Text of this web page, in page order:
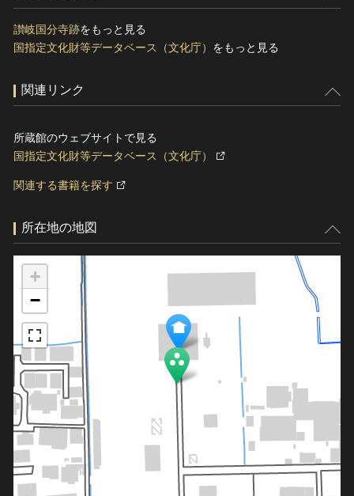
讃岐国分寺跡をもっと見る
国指定文化財等データベース（文化庁） をもっと見る
関連リンク
所蔵館のウェブサイトで見る
国指定文化財等データベース（文化庁）
関連する書籍を探す
所在地の地図
+
−